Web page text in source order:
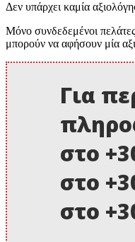
Δεν υπάρχει καμία
Μόνο συνδεδεμένοι
μπορούν να αφήσουν μία
Για
στο
στο
στο